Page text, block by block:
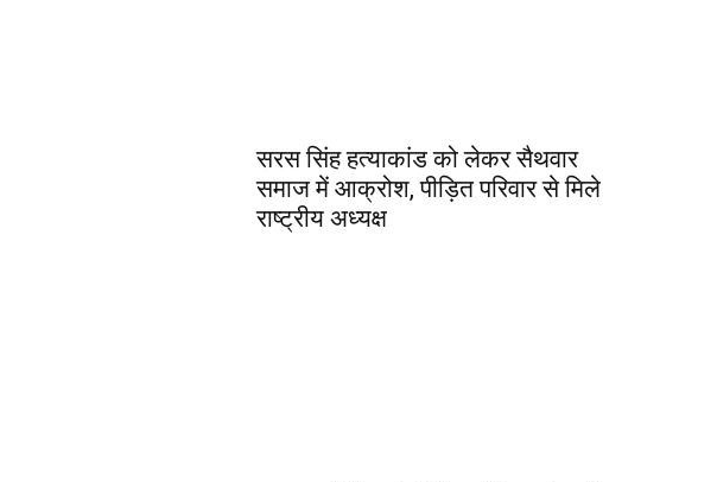
सरस सिंह हत्याकांड को लेकर सैथवार
समाज में आक्रोश, पीड़ित परिवार से मिले
राष्ट्रीय अध्यक्ष